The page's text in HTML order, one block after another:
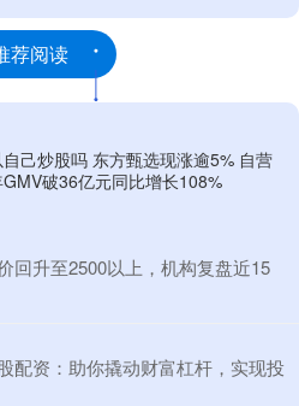
荐阅读
己炒股吗 东方甄选现涨逾5% 自营
破36亿元同比增长108%
回升至2500以上，机构复盘近15
配资：助你撬动财富杠杆，实现投